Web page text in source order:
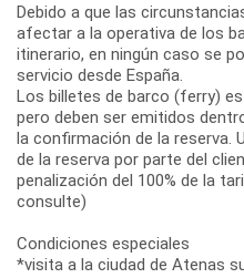
Debido a que las
afectar a la operativa de los
itinerario, en ningún caso se
servicio desde España.
Los billetes de barco (ferry)
pero deben ser emitidos
la confirmación de la reserva.
de la reserva por parte del
penalización del 100% de la
consulte)
Condiciones especiales
*visita a la ciudad de Atenas